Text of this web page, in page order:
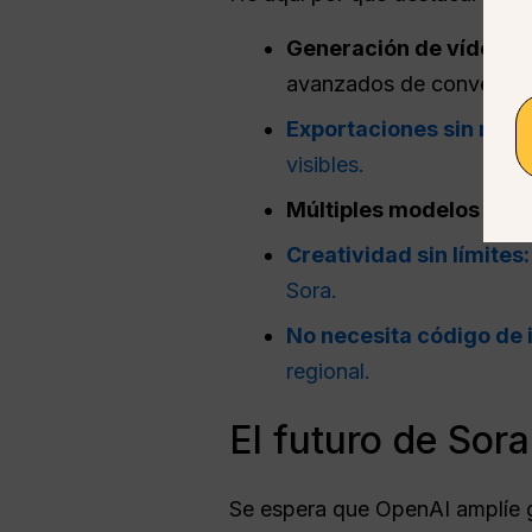
Generación de vídeo
avanzados de
Exportaciones sin
visibles.
Múltiples modelos de
Creatividad sin límites:
Sora.
No necesita código de
regional.
El futuro de
Se espera que OpenAI